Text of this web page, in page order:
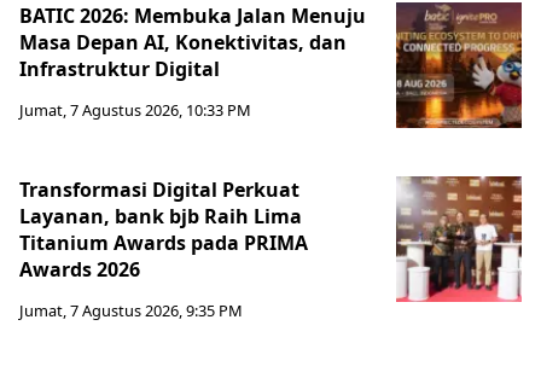
BATIC 2026: Membuka Jalan Menuju
Masa Depan AI, Konektivitas, dan
Infrastruktur Digital
Jumat, 7 Agustus 2026, 10:33 PM
Transformasi Digital Perkuat
Layanan, bank bjb Raih Lima
Titanium Awards pada PRIMA
Awards 2026
Jumat, 7 Agustus 2026, 9:35 PM